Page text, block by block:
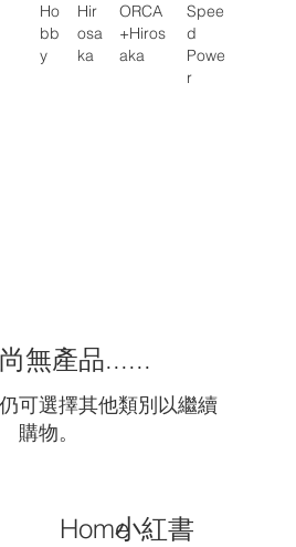
Ho
bb
y
Hir
osa
ka
ORCA
+Hiros
aka
Spee
d
Powe
r
無產品......
可選擇其他類別以繼續
購物。
Home小紅書